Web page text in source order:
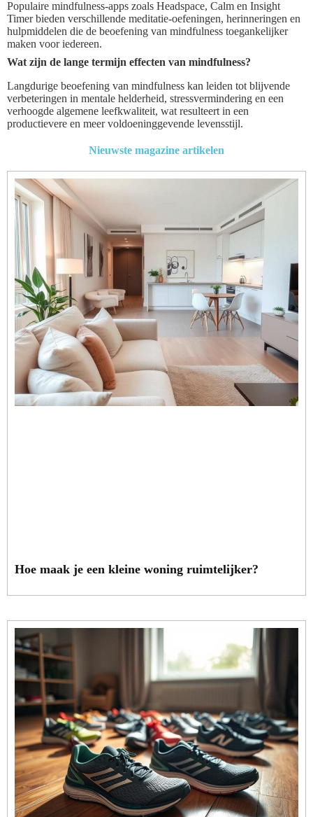
Populaire mindfulness-apps zoals Headspace, Calm en Insight
Timer bieden verschillende meditatie-oefeningen, herinneringen en
hulpmiddelen die de beoefening van mindfulness toegankelijker
maken voor iedereen.
Wat zijn de lange termijn effecten van mindfulness?
Langdurige beoefening van mindfulness kan leiden tot blijvende
verbeteringen in mentale helderheid, stressvermindering en een
verhoogde algemene leefkwaliteit, wat resulteert in een
productievere en meer voldoeninggevende levensstijl.
Nieuwste magazine artikelen
Hoe maak je een kleine woning ruimtelijker?